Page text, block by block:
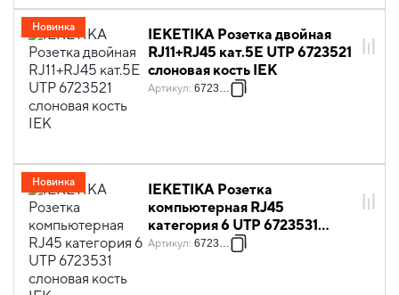
IEKETIKA Розетка двойная
RJ11+RJ45 кат.5E UTP 6723521
слоновая кость IEK
Артикул: 6723521
Новинка
IEKETIKA Розетка
компьютерная RJ45
категория 6 UTP 6723531
слоновая кость IEK
Артикул: 6723531
Новинка